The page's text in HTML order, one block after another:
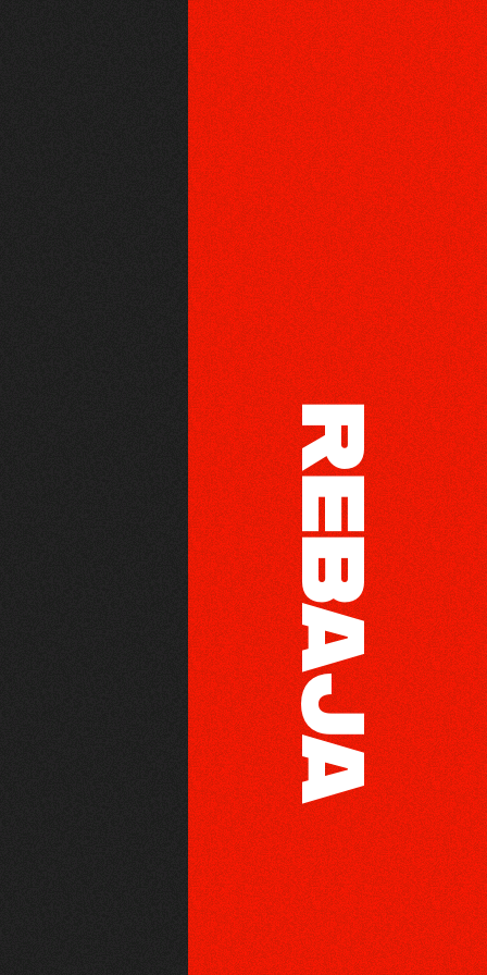
REBAJA